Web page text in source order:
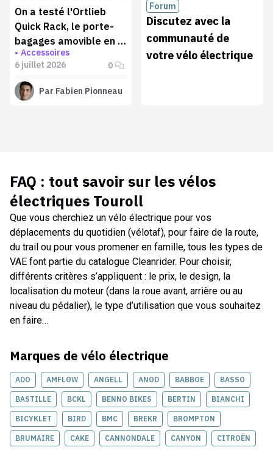
On a testé l'Ortlieb
Quick Rack, le porte-
bagages amovible en 5
secondes
Accessoires
6 juillet 2026
0
Par Fabien Pionneau
Forum
Discutez avec la
communauté de
votre vélo électrique
FAQ : tout savoir sur lesvélos
électriques Touroll
Que vous cherchiez un vélo électrique pour vos
déplacements du quotidien (vélotaf), pour faire de la route,
du trail ou pour vous promener en famille, tous les types de
VAE font partie du catalogue Cleanrider. Pour choisir,
différents critères s’appliquent : le prix, le design, la
localisation du moteur (dans la roue avant, arrière ou au
niveau du pédalier), le type d’utilisation que vous souhaitez
en faire…
Marques de vélo électrique
ADO AMFLOW ANGELL ANOD BABBOE BASSO
BASTILLE BCKL BENNO BIKES BERTIN BIANCHI
BICYKLET BIRD BMC BREKR BROMPTON
BRUMAIRE CAKE CANNONDALE CANYON CITROËN